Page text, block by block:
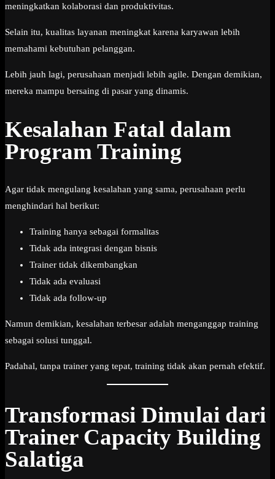
meningkatkan kolaborasi dan produktivitas.
Selain itu, kualitas layanan meningkat karena karyawan lebih
memahami kebutuhan pelanggan.
Lebih jauh lagi, perusahaan menjadi lebih agile. Dengan demikian,
mereka mampu bersaing di pasar yang dinamis.
Kesalahan Fatal dalam
Program Training
Agar tidak mengulang kesalahan yang sama, perusahaan perlu
menghindari hal berikut:
Training hanya sebagai formalitas
Tidak ada integrasi dengan bisnis
Trainer tidak dikembangkan
Tidak ada evaluasi
Tidak ada follow-up
Namun demikian, kesalahan terbesar adalah menganggap training
sebagai solusi tunggal.
Padahal, tanpa trainer yang tepat, training tidak akan pernah efektif.
Transformasi Dimulai dari
Trainer Capacity Building
Salatiga